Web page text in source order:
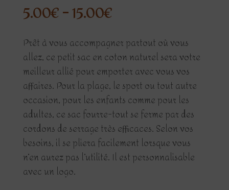
5.00€–15.00€
Prêt à vous accompagner partout où vous
allez, ce petit sac en coton naturel sera votre
meilleur allié pour emporter avec vous vos
affaires. Pour la plage, le sport ou tout autre
occasion, pour les enfants comme pour les
adultes, ce sac fourre-tout se ferme par des
cordons de serrage très efficaces. Selon vos
besoins, il se pliera facilement lorsque vous
n’en aurez pas l’utilité. Il est personnalisable
avec un logo.